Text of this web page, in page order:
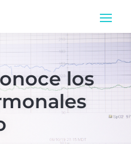
los